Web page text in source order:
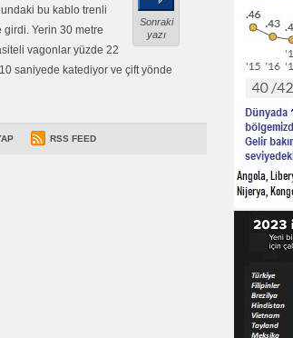
Sonraki
yazı
bu kablo trenli
girdi. Yerin 30 metre
vagonlar yüzde 22
saniyede katediyor ve çift yönde
RSS FEED